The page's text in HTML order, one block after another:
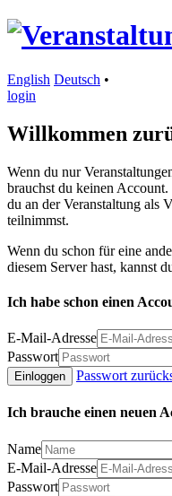
English Deutsch •
login
Willkommen
Wenn du nur
brauchst du keinen
du an der Veranstaltung als
teilnimmst.
Wenn du schon für eine
diesem Server hast, kannst
Ich habe schon einen
E-Mail-Adresse
Passwort
Einloggen Passwort
Ich brauche einen neuen
Name
E-Mail-Adresse
Passwort